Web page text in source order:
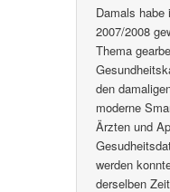
Damals
2007/2008
Thema
den
moderne
Ärzten und
werden
derselben